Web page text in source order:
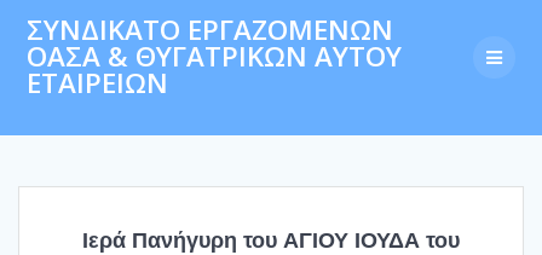
to
content
ΣΥΝΔΙΚΑΤΟ ΕΡΓΑΖΟΜΕΝΩΝ
ΟΑΣΑ & ΘΥΓΑΤΡΙΚΩΝ ΑΥΤΟΥ
ΕΤΑΙΡΕΙΩΝ
Ιερά Πανήγυρη του ΑΓΙΟΥ ΙΟΥΔΑ του